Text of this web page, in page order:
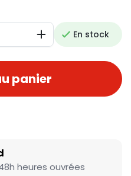
AugmenterEn stock
panier
heures ouvrées